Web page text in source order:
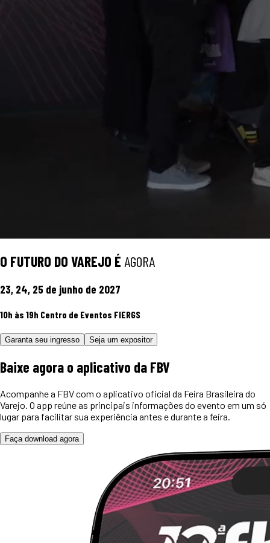
O FUTURO DO VAREJO É AGORA
23, 24, 25 de junho de 2027
10h às 19h Centro de Eventos FIERGS
Garanta seu ingresso Seja um expositor
Baixe agora o aplicativo da FBV
Acompanhe a FBV com o aplicativo oficial da Feira Brasileira do
Varejo. O app reúne as principais informações do evento em um só
lugar para facilitar sua experiência antes e durante a feira.
Faça download agora